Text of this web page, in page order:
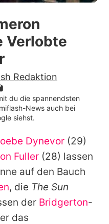
Promiflash
Verlobte
Redaktion
du die spannendsten
News auch bei
siehst.
Dynevor (29)
Fuller (28) lassen
auf den Bauch
, die The Sun
der Bridgerton-
das